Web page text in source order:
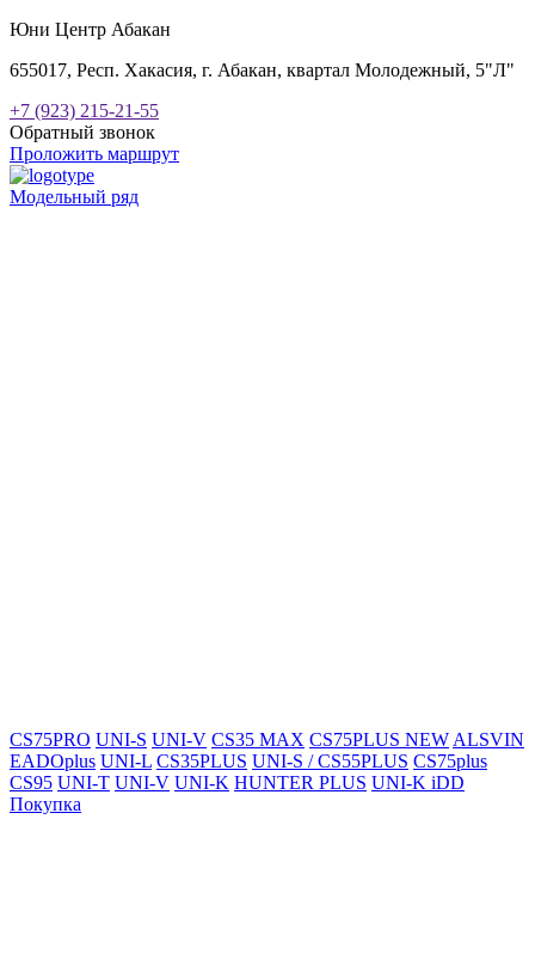
Юни Центр Абакан
655017, Респ. Хакасия, г. Абакан, квартал Молодежный, 5"Л"
+7 (923) 215-21-55
Обратный звонок
Проложить маршрут
Модельный ряд
CS75PRO UNI-S UNI-V CS35 MAX CS75PLUS NEW ALSVIN
EADOplus UNI-L CS35PLUS UNI-S / CS55PLUS CS75plus
CS95 UNI-T UNI-V UNI-K HUNTER PLUS UNI-K iDD
Покупка